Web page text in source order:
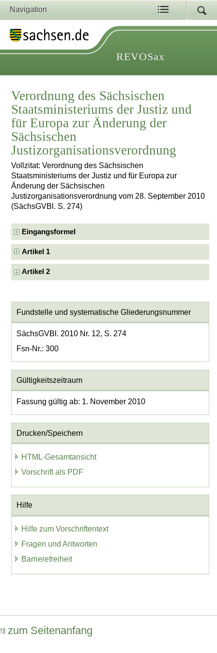
Navigation
REVOSax
Verordnung des Sächsischen
Staatsministeriums der Justiz und
für Europa zur Änderung der
Sächsischen
Justizorganisationsverordnung
Vollzitat: Verordnung des Sächsischen
Staatsministeriums der Justiz und für Europa zur
Änderung der Sächsischen
Justizorganisationsverordnung vom 28. September 2010
(SächsGVBl. S. 274)
Eingangsformel
Artikel 1
Artikel 2
Fundstelle und systematische Gliederungsnummer
SächsGVBl. 2010 Nr. 12, S. 274
Fsn-Nr.: 300
Gültigkeitszeitraum
Fassung gültig ab: 1. November 2010
Drucken/Speichern
HTML-Gesamtansicht
Vorschrift als PDF
Hilfe
Hilfe zum Vorschriftentext
Fragen und Antworten
Barrierefreiheit
zum Seitenanfang